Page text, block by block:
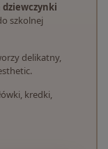
dziewczynki
szkolnej
delikatny,
kredki,